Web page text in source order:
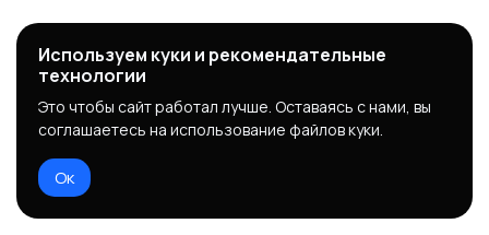
Используем куки и рекомендательные
технологии
Это чтобы сайт работал лучше. Оставаясь с нами, вы
соглашаетесь на использование файлов куки.
Ок